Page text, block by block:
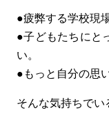
●疲弊する学校現
●子どもたちにと
い。
●もっと自分の思
そんな気持ちで